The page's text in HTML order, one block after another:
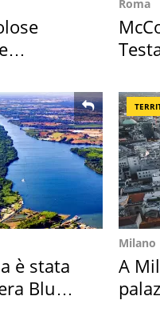
Roma
è stata
Blu
Milano
A